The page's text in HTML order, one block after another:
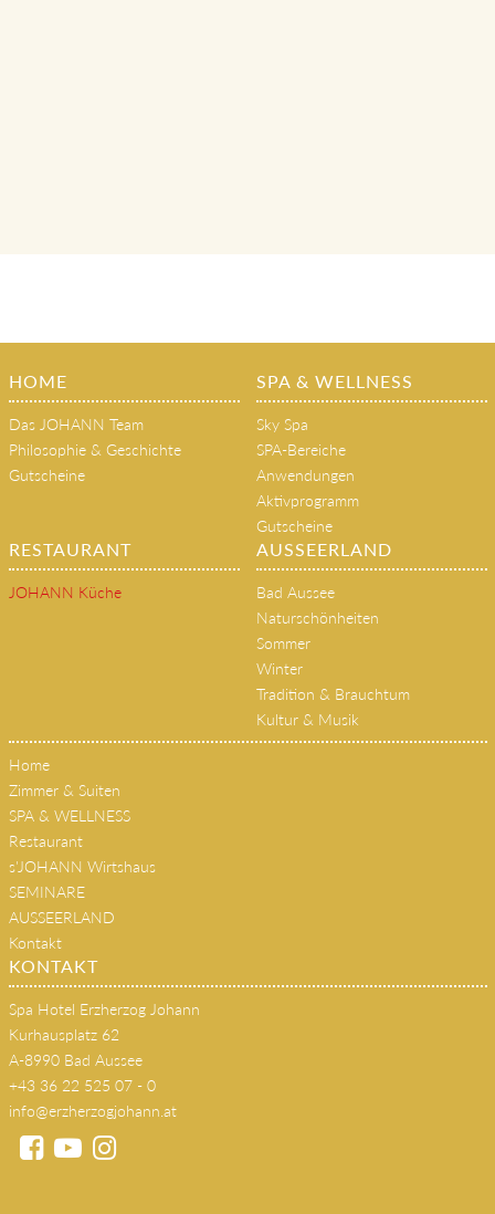
HOME
Das JOHANN Team
Philosophie & Geschichte
Gutscheine
SPA & WELLNESS
Sky Spa
SPA-Bereiche
Anwendungen
Aktivprogramm
Gutscheine
RESTAURANT
JOHANN Küche
AUSSEERLAND
Bad Aussee
Naturschönheiten
Sommer
Winter
Tradition & Brauchtum
Kultur & Musik
Home
Zimmer & Suiten
SPA & WELLNESS
Restaurant
s'JOHANN Wirtshaus
SEMINARE
AUSSEERLAND
Kontakt
KONTAKT
Spa Hotel Erzherzog Johann
Kurhausplatz 62
A-8990 Bad Aussee
+43 36 22 525 07 - 0
info@erzherzogjohann.at